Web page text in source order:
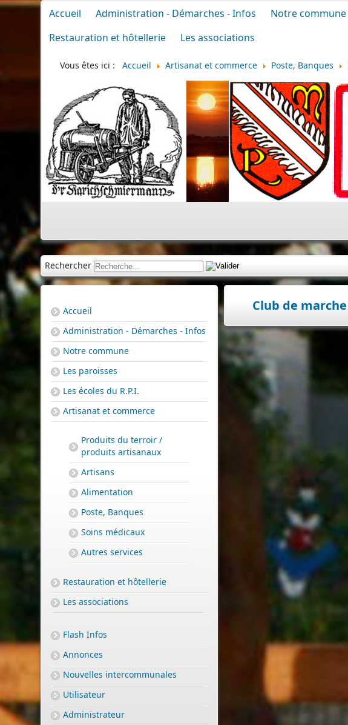
Accueil Administration - Démarches - Infos Notre commune
Restauration et hôtellerie
Les associations
Vous êtes ici : Accueil Artisanat et commerce Poste, Banques
Rechercher
Cimetière | Infos divers Commémoration | 80e anniversaire du
Accueil
Administration - Démarches - Infos
Notre commune
Les paroisses
Les écoles du R.P.I.
Artisanat et commerce
Produits du terroir /
produits artisanaux
Artisans
Alimentation
Poste, Banques
Soins médicaux
Autres services
Restauration et hôtellerie
Les associations
Flash Infos
Annonces
Nouvelles intercommunales
Utilisateur
Administrateur
Club de